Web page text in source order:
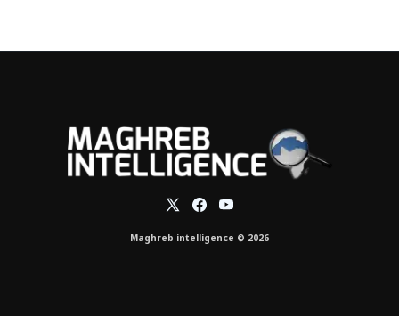
Maghreb intelligence © 2026